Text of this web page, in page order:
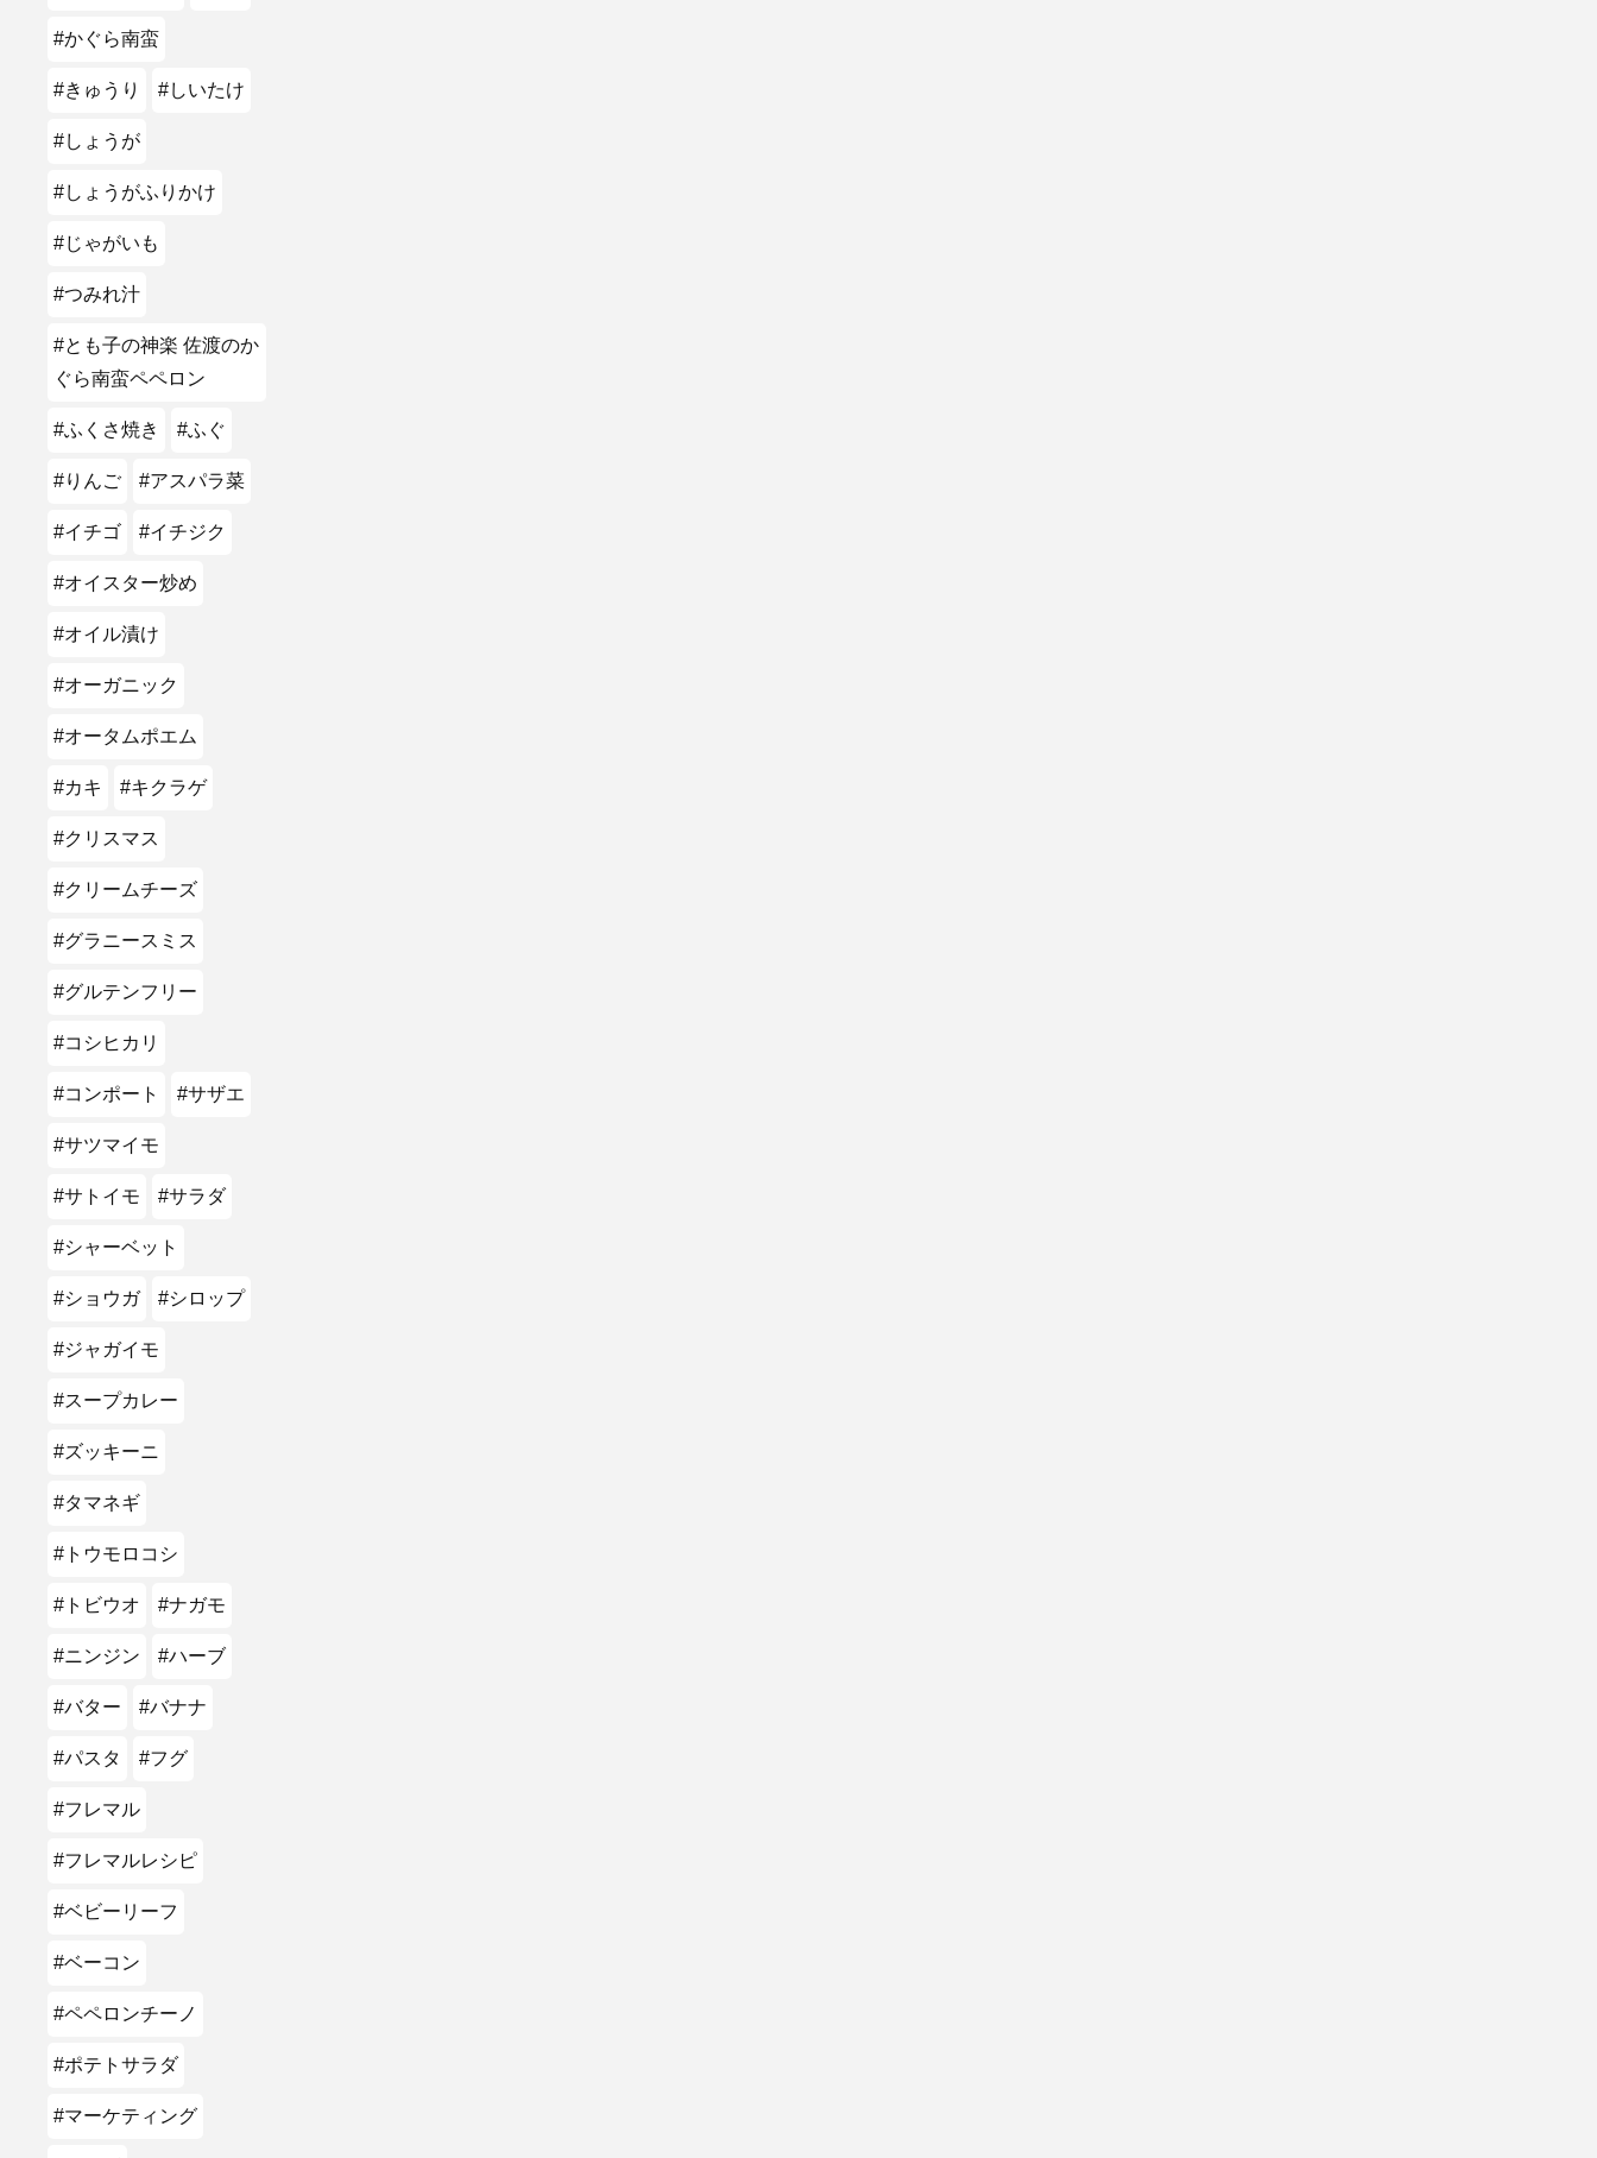
#かぐら南蛮
#きゅうり #しいたけ
#しょうが
#しょうがふりかけ
#じゃがいも
#つみれ汁
#とも子の神楽 佐渡のか
ぐら南蛮ペペロン
#ふくさ焼き #ふぐ
#りんご #アスパラ菜
#イチゴ #イチジク
#オイスター炒め
#オイル漬け
#オーガニック
#オータムポエム
#カキ #キクラゲ
#クリスマス
#クリームチーズ
#グラニースミス
#グルテンフリー
#コシヒカリ
#コンポート #サザエ
#サツマイモ
#サトイモ #サラダ
#シャーベット
#ショウガ #シロップ
#ジャガイモ
#スープカレー
#ズッキーニ
#タマネギ
#トウモロコシ
#トビウオ #ナガモ
#ニンジン #ハーブ
#バター #バナナ
#パスタ #フグ
#フレマル
#フレマルレシピ
#ベビーリーフ
#ベーコン
#ペペロンチーノ
#ポテトサラダ
#マーケティング